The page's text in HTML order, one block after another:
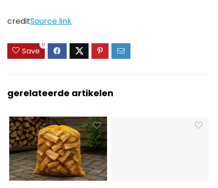
creditSource link
Save
0
gerelateerde artikelen